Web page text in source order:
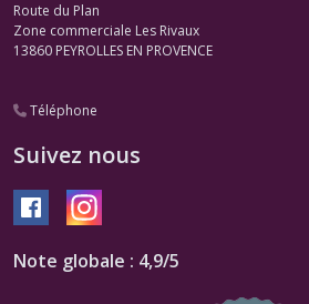
Route du Plan
Zone commerciale Les Rivaux
13860 PEYROLLES EN PROVENCE
Téléphone
Suivez nous
Note globale : 4,9/5